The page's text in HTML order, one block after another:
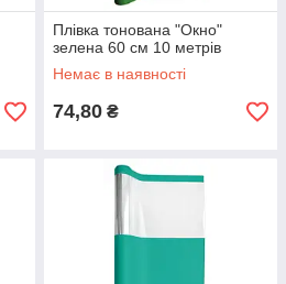
Плівка тонована "Окно"
зелена 60 см 10 метрів
Немає в наявності
74,80 ₴